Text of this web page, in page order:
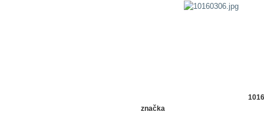
značka